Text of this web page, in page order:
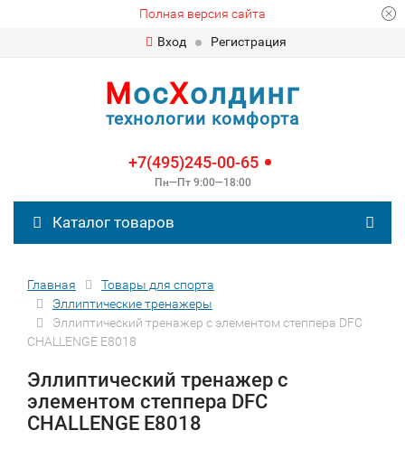
Полная версия сайта
Вход
Регистрация
МосХолдинг
технологии комфорта
+7(495)245-00-65
Пн—Пт 9:00—18:00
Каталог товаров
Главная
Товары для спорта
Эллиптические тренажеры
Эллиптический тренажер с элементом степпера DFC
CHALLENGE E8018
Эллиптический тренажер с
элементом степпера DFC
CHALLENGE E8018